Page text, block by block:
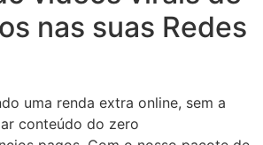
nas suas Redes
uma renda extra online, sem a
conteúdo do zero